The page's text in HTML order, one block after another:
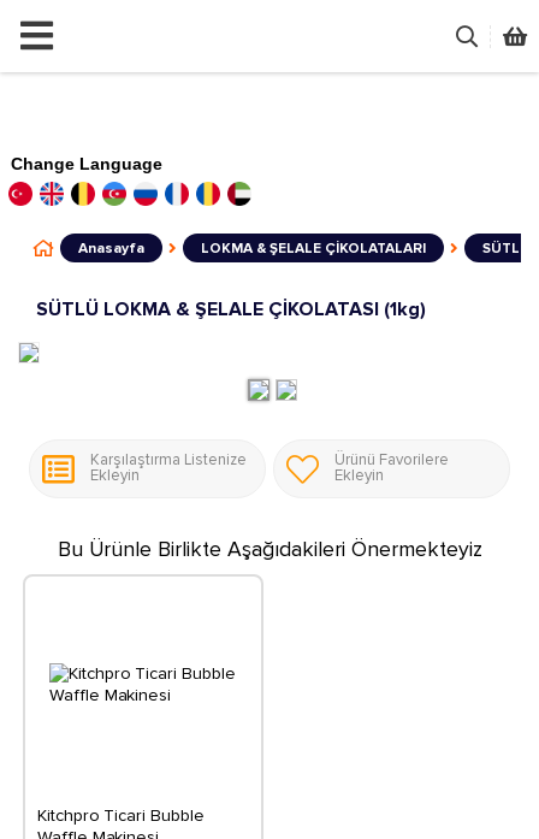
Change Language
Anasayfa LOKMA & ŞELALE ÇİKOLATALARI SÜTLÜ
SÜTLÜ LOKMA & ŞELALE ÇİKOLATASI (1kg)
Karşılaştırma Listenize
Ekleyin
Ürünü Favorilere
Ekleyin
Bu Ürünle Birlikte Aşağıdakileri Önermekteyiz
Kitchpro Ticari Bubble